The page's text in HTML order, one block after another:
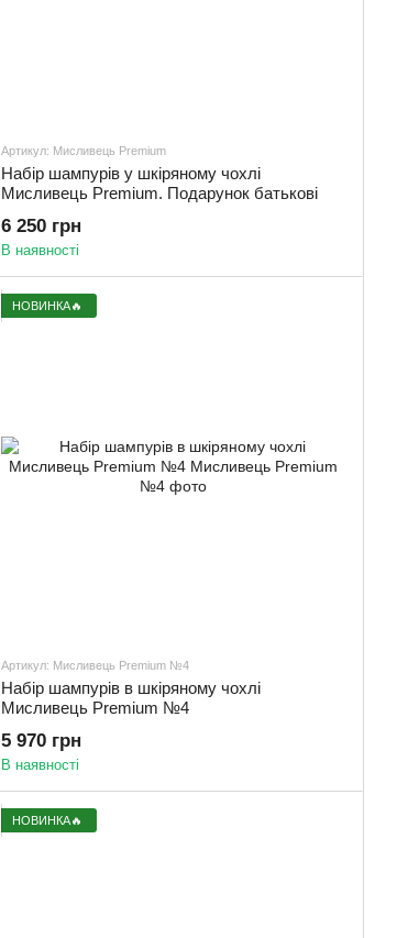
Артикул: Мисливець Premium
Набір шампурів у шкіряному чохлі
Мисливець Premium. Подарунок батькові
6 250 грн
В наявності
НОВИНКА🔥
Артикул: Мисливець Premium №4
Набір шампурів в шкіряному чохлі
Мисливець Premium №4
5 970 грн
В наявності
НОВИНКА🔥